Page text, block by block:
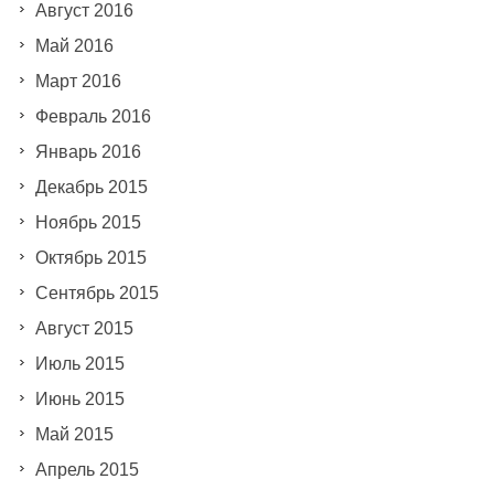
Август 2016
Май 2016
Март 2016
Февраль 2016
Январь 2016
Декабрь 2015
Ноябрь 2015
Октябрь 2015
Сентябрь 2015
Август 2015
Июль 2015
Июнь 2015
Май 2015
Апрель 2015